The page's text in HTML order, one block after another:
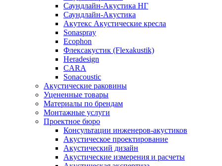
Саундлайн-Акустика НГ
Саундлайн-Акустика
Акутекс Акустические кресла
Sonaspray
Ecophon
Флексакустик (Flexakustik)
Heradesign
CARA
Sonacoustic
Акустические раковины
Уцененные товары
Материалы по брендам
Монтажные услуги
Проектное бюро
Консультации инженеров-акустиков
Акустическое проектирование
Акустический дизайн
Акустические измерения и расчеты